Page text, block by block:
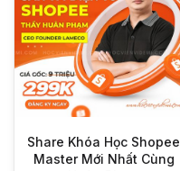
Share Khóa Học Shopee
Master Mới Nhất Cùng